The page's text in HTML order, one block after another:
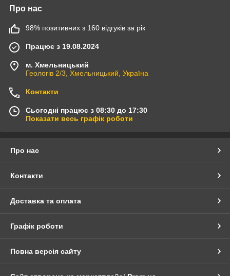
Про нас
98% позитивних з 160 відгуків за рік
Працює з 19.08.2024
м. Хмельницький
Геологів 2/3, Хмельницький, Україна
Контакти
Сьогодні працює з 08:30 до 17:30
Показати весь графік роботи
Про нас
Контакти
Доставка та оплата
Графік роботи
Повна версія сайту